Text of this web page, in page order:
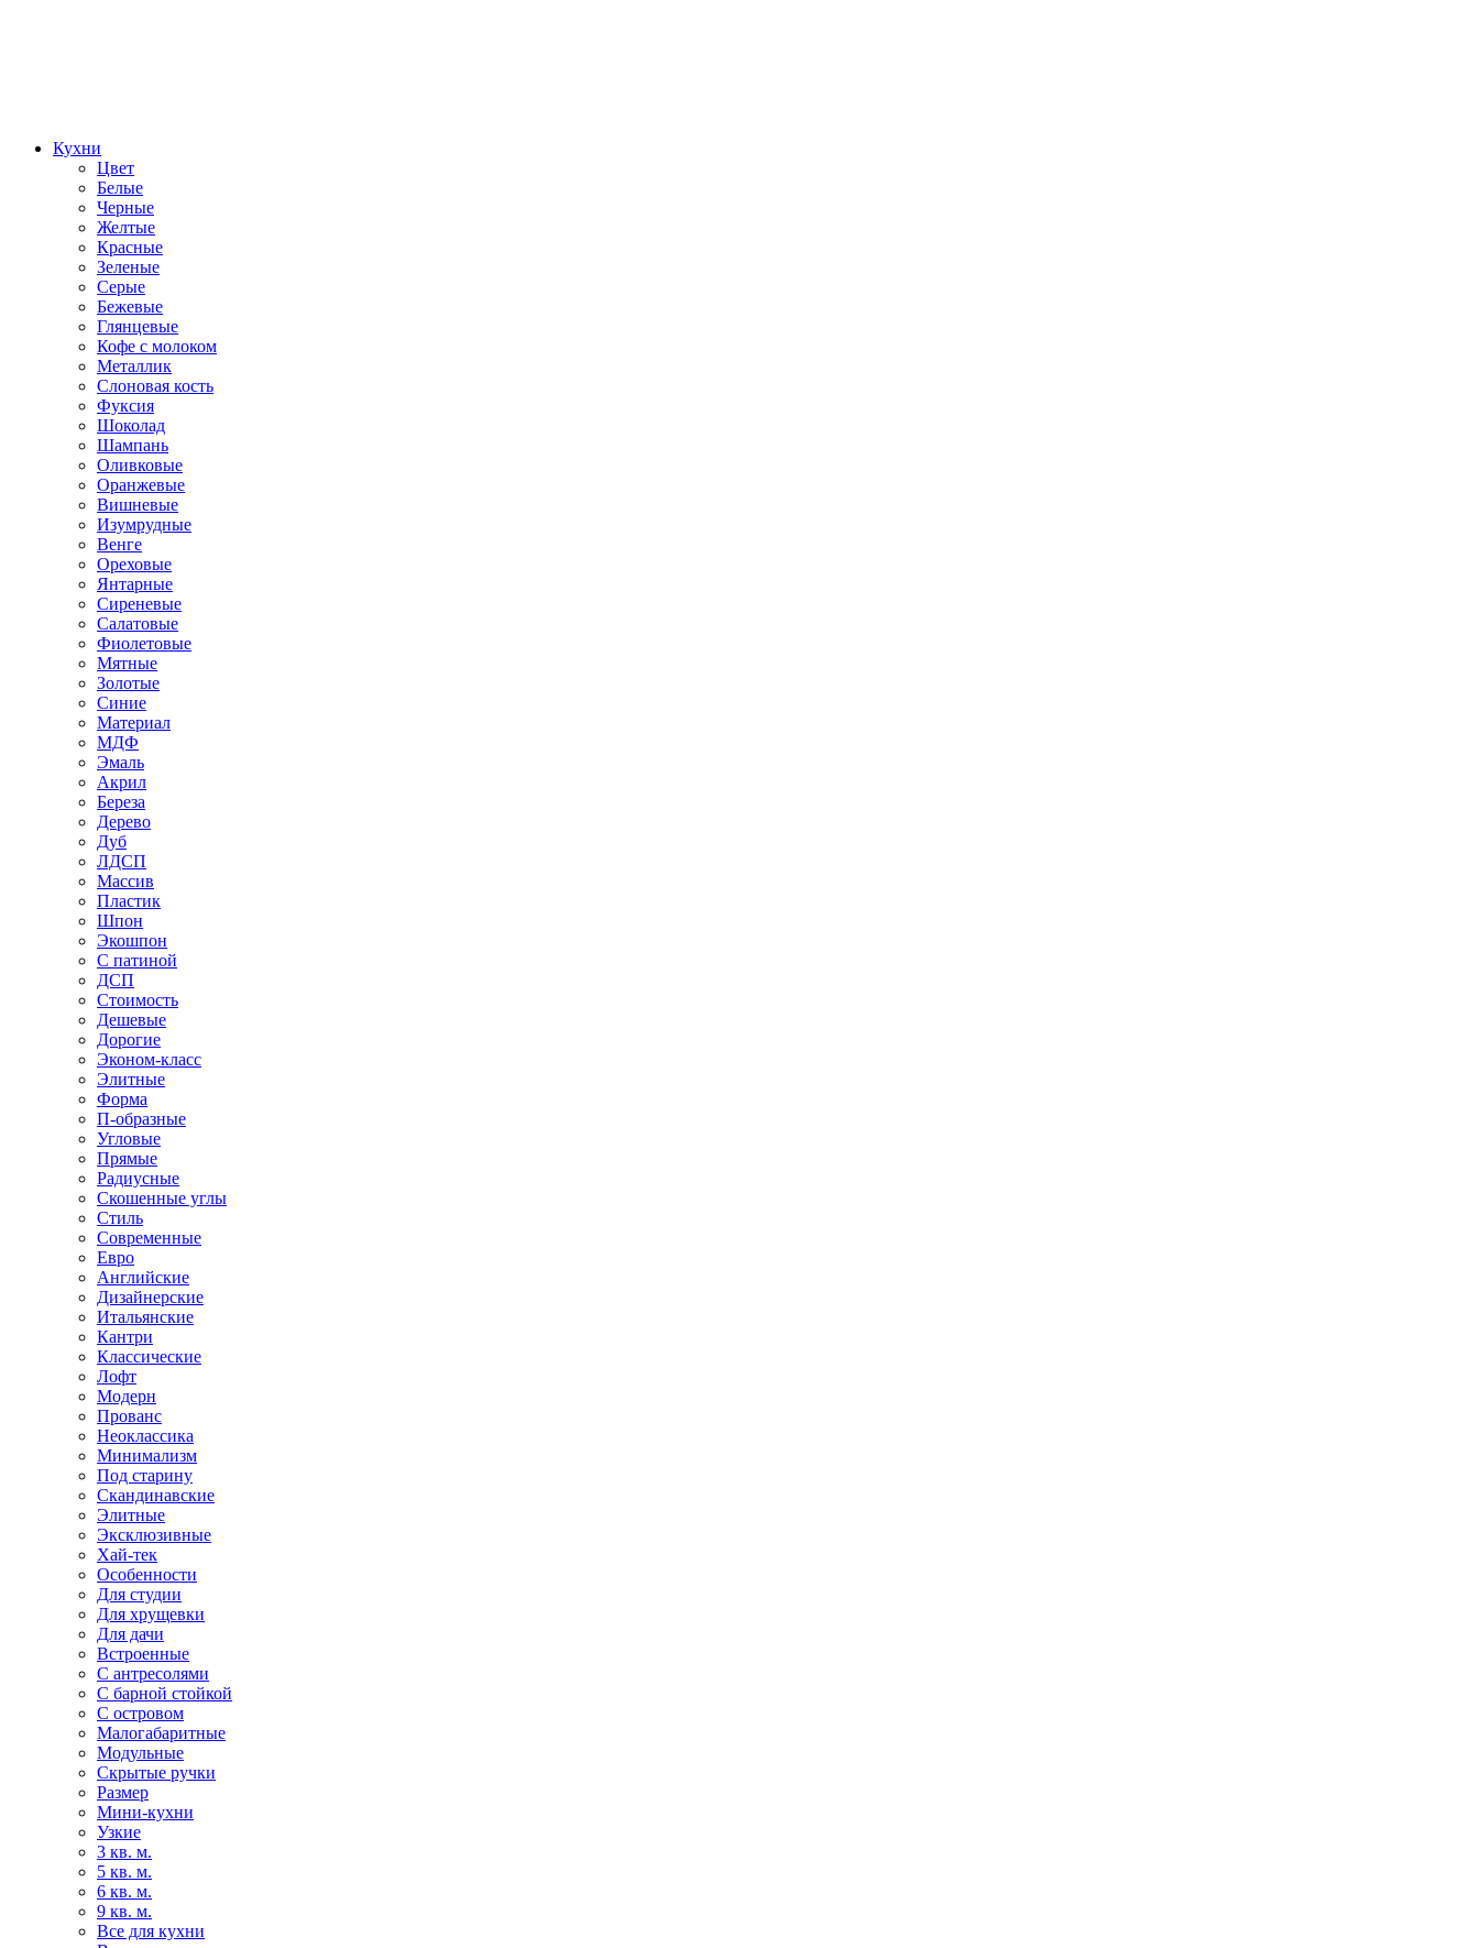
Кухни
Цвет
Белые
Черные
Желтые
Красные
Зеленые
Серые
Бежевые
Глянцевые
Кофе с молоком
Металлик
Слоновая кость
Фуксия
Шоколад
Шампань
Оливковые
Оранжевые
Вишневые
Изумрудные
Венге
Ореховые
Янтарные
Сиреневые
Салатовые
Фиолетовые
Мятные
Золотые
Синие
Материал
МДФ
Эмаль
Акрил
Береза
Дерево
Дуб
ЛДСП
Массив
Пластик
Шпон
Экошпон
С патиной
ДСП
Стоимость
Дешевые
Дорогие
Эконом-класс
Элитные
Форма
П-образные
Угловые
Прямые
Радиусные
Скошенные углы
Стиль
Современные
Евро
Английские
Дизайнерские
Итальянские
Кантри
Классические
Лофт
Модерн
Прованс
Неоклассика
Минимализм
Под старину
Скандинавские
Элитные
Эксклюзивные
Хай-тек
Особенности
Для студии
Для хрущевки
Для дачи
Встроенные
С антресолями
С барной стойкой
С островом
Малогабаритные
Модульные
Скрытые ручки
Размер
Мини-кухни
Узкие
3 кв. м.
5 кв. м.
6 кв. м.
9 кв. м.
Все для кухни